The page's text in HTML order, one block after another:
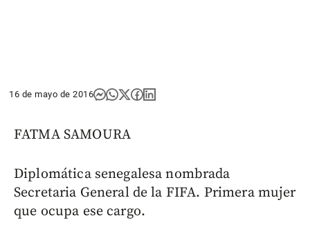
16 de mayo de 2016
FATMA SAMOURA
Diplomática senegalesa nombrada
Secretaria General de la FIFA. Primera mujer
que ocupa ese cargo.